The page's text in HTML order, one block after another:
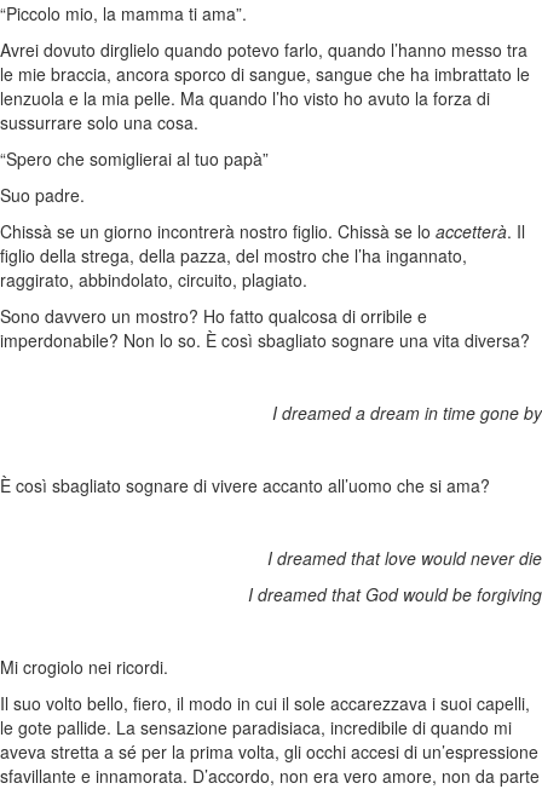
“Piccolo mio, la mamma ti ama”.
Avrei dovuto dirglielo quando potevo farlo, quando l’hanno messo tra
le mie braccia, ancora sporco di sangue, sangue che ha imbrattato le
lenzuola e la mia pelle. Ma quando l’ho visto ho avuto la forza di
sussurrare solo una cosa.
“Spero che somiglierai al tuo papà”
Suo padre.
Chissà se un giorno incontrerà nostro figlio. Chissà se lo accetterà. Il
figlio della strega, della pazza, del mostro che l’ha ingannato,
raggirato, abbindolato, circuito, plagiato.
Sono davvero un mostro? Ho fatto qualcosa di orribile e
imperdonabile? Non lo so. È così sbagliato sognare una vita diversa?
I dreamed a dream in time gone by
È così sbagliato sognare di vivere accanto all’uomo che si ama?
I dreamed that love would never die
I dreamed that God would be forgiving
Mi crogiolo nei ricordi.
Il suo volto bello, fiero, il modo in cui il sole accarezzava i suoi capelli,
le gote pallide. La sensazione paradisiaca, incredibile di quando mi
aveva stretta a sé per la prima volta, gli occhi accesi di un’espressione
sfavillante e innamorata. D’accordo, non era vero amore, non da parte